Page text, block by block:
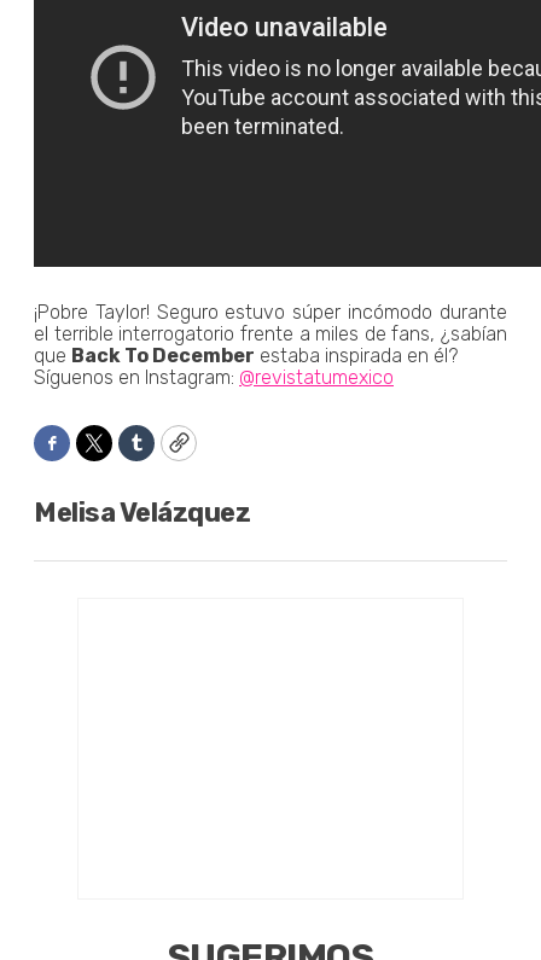
¡Pobre Taylor! Seguro estuvo súper incómodo durante
el terrible interrogatorio frente a miles de fans, ¿sabían
que Back To December estaba inspirada en él?
Síguenos en Instagram: @revistatumexico
Facebook
TwitterTumblrCopy
Melisa Velázquez